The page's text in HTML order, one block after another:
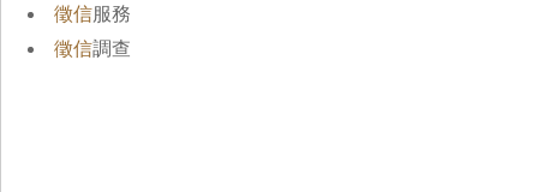
徵信服務
徵信調查